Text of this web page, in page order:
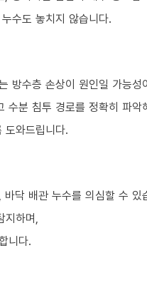
수도 놓치지 않습니다.
방수층 손상이 원인일 가능성
수분 침투 경로를 정확히 파악
와드립니다.
닥 배관 누수를 의심할 수 있
지하며,
니다.